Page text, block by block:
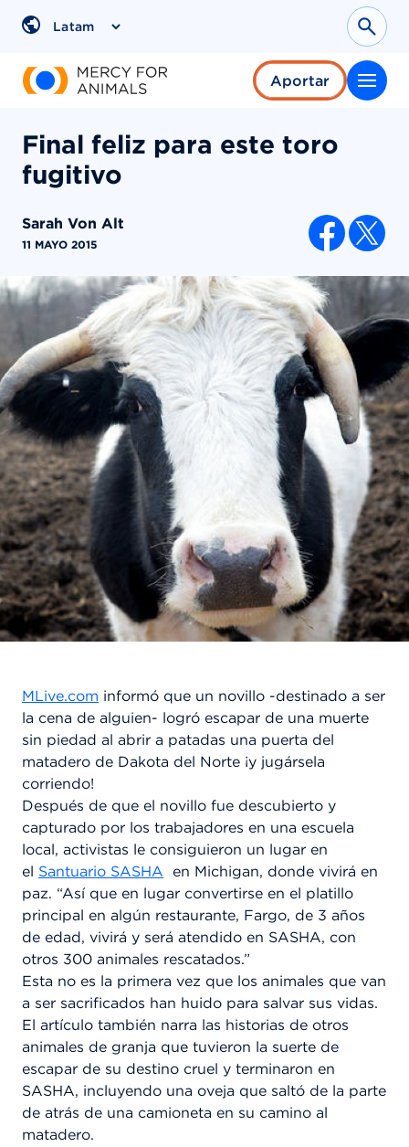
Region
Aportar
Final feliz para este toro
fugitivo
Sarah Von Alt
11 MAYO 2015
MLive.com informó que un novillo -destinado a ser
la cena de alguien- logró escapar de una muerte
sin piedad al abrir a patadas una puerta del
matadero de Dakota del Norte ¡y jugársela
corriendo!
Después de que el novillo fue descubierto y
capturado por los trabajadores en una escuela
local, activistas le consiguieron un lugar en
el Santuario SASHA en Michigan, donde vivirá en
paz. “Así que en lugar convertirse en el platillo
principal en algún restaurante, Fargo, de 3 años
de edad, vivirá y será atendido en SASHA, con
otros 300 animales rescatados.”
Esta no es la primera vez que los animales que van
a ser sacrificados han huido para salvar sus vidas.
El artículo también narra las historias de otros
animales de granja que tuvieron la suerte de
escapar de su destino cruel y terminaron en
SASHA, incluyendo una oveja que saltó de la parte
de atrás de una camioneta en su camino al
matadero.